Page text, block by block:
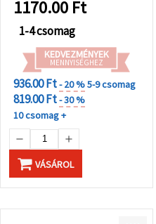
1170.00 Ft
1-4 csomag
KEDVEZMÉNYEK
MENNYISÉGHEZ
936.00 Ft- 20 %5-9 csomag
819.00 Ft- 30 %
10 csomag +
VÁSÁROL